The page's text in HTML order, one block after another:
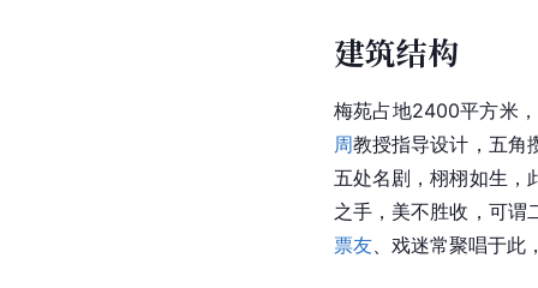
建筑结构
梅苑占地2400平方米
周教授指导设计，五角
五处名剧，栩栩如生，
之手，美不胜收，可谓
票友 、戏迷常聚唱于